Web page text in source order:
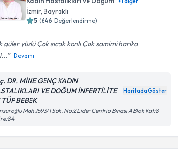
İzmir, Bayraklı
5 (646 Değerlendirme)
güler yüzlü Çok sıcak kanlı Çok samimi harika
Devamı
DR. MİNE GENÇ KADIN
VE DOĞUM İNFERTİLİTE
TÜP BEBEK
Haritada Göster
Mah.1593/1 Sok. No:2 Lider Centrio Binası A Blok Kat:8